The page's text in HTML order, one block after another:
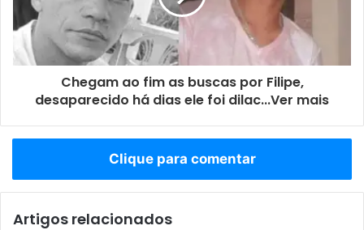
Chegam ao fim as buscas por Filipe,
desaparecido há dias ele foi dilac...Ver mais
Clique para comentar
Artigos relacionados